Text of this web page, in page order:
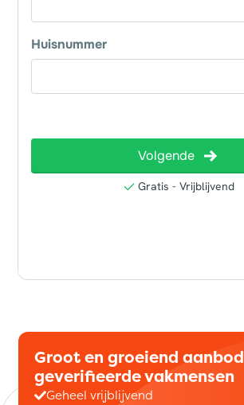
Groot en groeiend aanbod
geverifieerde vakmensen
Geheel vrijblijvend